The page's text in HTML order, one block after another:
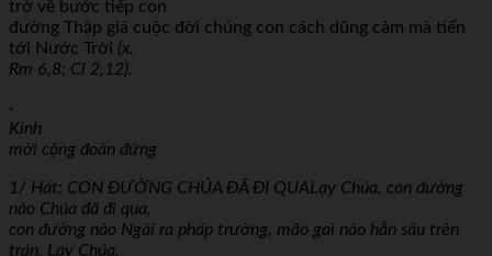
trở về bước tiếp con
đường Thập giá cuộc đời chúng con cách dũng cảm mà tiến
tới Nước Trời (x.
Rm 6,8; Cl 2,12).
·
Kính
mời cộng đoàn đứng
1/ Hát: CON ĐƯỜNG CHÚA ĐÃ ĐI QUALạy Chúa, con đường
nào Chúa đã đi qua,
con đường nào Ngài ra pháp trường, mão gai nào hằn sâu trên
trán. Lạy Chúa,